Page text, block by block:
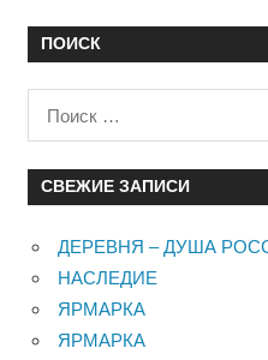
ПОИСК
СВЕЖИЕ ЗАПИСИ
ДЕРЕВНЯ – ДУША
НАСЛЕДИЕ
ЯРМАРКА
ЯРМАРКА